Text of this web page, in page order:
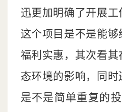
迅更加明确了开展
这个项目是不是能
福利实惠，其次看
态环境的影响，同
是不是简单重复的